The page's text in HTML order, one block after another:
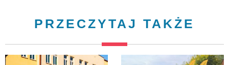
PRZECZYTAJ TAKŻE